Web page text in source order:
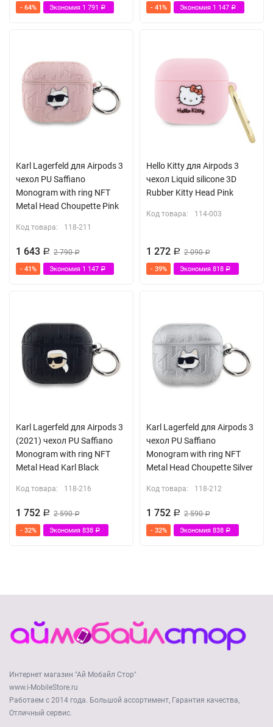
- 64% Экономия 1 791 Р - 41% Экономия 1 147 Р
Karl Lagerfeld для Airpods 3
чехол PU Saffiano
Monogram with ring NFT
Metal Head Choupette Pink
Код товара: 118-211
1 643 Р 2 790Р
- 41% Экономия 1 147 Р
Hello Kitty для Airpods 3
чехол Liquid silicone 3D
Rubber Kitty Head Pink
Код товара: 114-003
1 272 Р 2 090Р
- 39% Экономия 818 Р
Karl Lagerfeld для Airpods 3
(2021) чехол PU Saffiano
Monogram with ring NFT
Metal Head Karl Black
Код товара: 118-216
1 752 Р 2 590Р
- 32% Экономия 838 Р
Karl Lagerfeld для Airpods 3
чехол PU Saffiano
Monogram with ring NFT
Metal Head Choupette Silver
Код товара: 118-212
1 752 Р 2 590Р
- 32% Экономия 838 Р
Интернет магазин "Ай Мобайл Стор"
www.i-MobileStore.ru
Работаем с 2014 года. Большой ассортимент, Гарантия качества,
Отличный сервис.